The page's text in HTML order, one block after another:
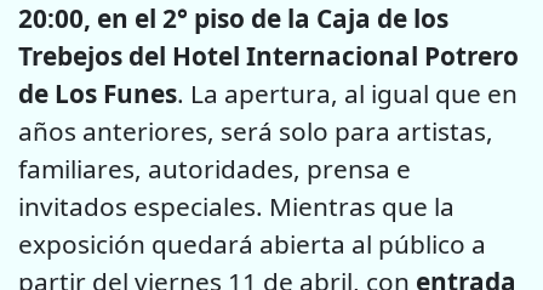
20:00, en el 2° piso de la Caja de los
Trebejos del Hotel Internacional Potrero
de Los Funes. La apertura, al igual que en
años anteriores, será solo para artistas,
familiares, autoridades, prensa e
invitados especiales. Mientras que la
exposición quedará abierta al público a
partir del viernes 11 de abril, con entrada